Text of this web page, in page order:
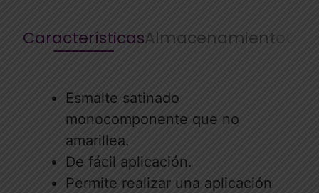
CaracterísticasAlmacenamiento
Esmalte satinado
monocomponente que no
amarillea.
De fácil aplicación.
Permite realizar una aplicación